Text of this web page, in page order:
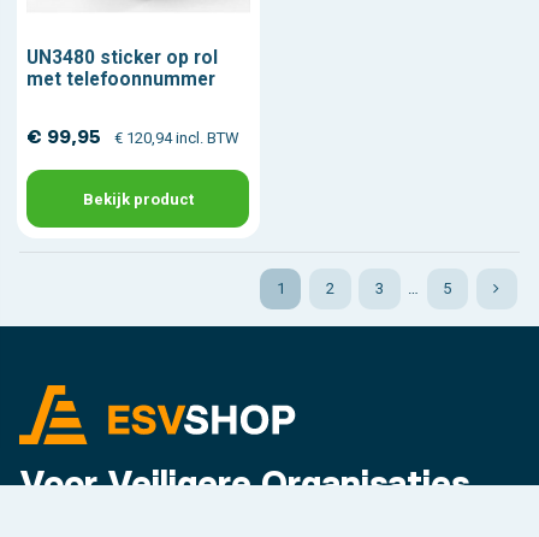
UN3480 sticker op rol
met telefoonnummer
€ 99,95 € 120,94 incl. BTW
Bekijk product
1 2 3 5
Voor Veiligere Organisaties